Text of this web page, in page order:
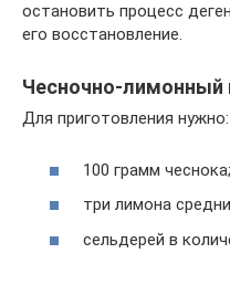
остановить процесс
его восстановление.
Чесночно-лимонный
Для приготовления нужно:
100 грамм чеснока;
три лимона
сельдерей в